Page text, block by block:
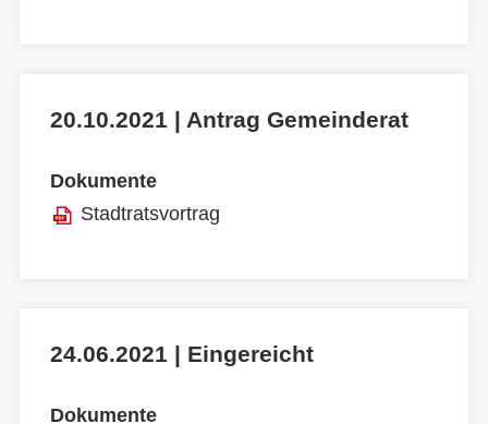
20.10.2021 | Antrag Gemeinderat
Dokumente
Stadtratsvortrag
24.06.2021 | Eingereicht
Dokumente